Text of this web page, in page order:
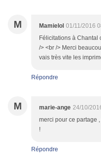
M Mamielol 01/11/2016
Félicitations à Chantal
/> <br /> Merci
vais très vite les
Répondre
M marie-ange 24/10/
merci pour ce partage
!
Répondre